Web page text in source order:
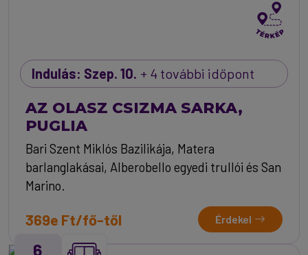
Indulás: Szep. 10. + 4 további időpont
AZ OLASZ CSIZMA SARKA,
PUGLIA
Bari Szent Miklós Bazilikája, Matera
barlanglakásai, Alberobello egyedi trullói és San
Marino.
369e Ft/fő-től Érdekel
6